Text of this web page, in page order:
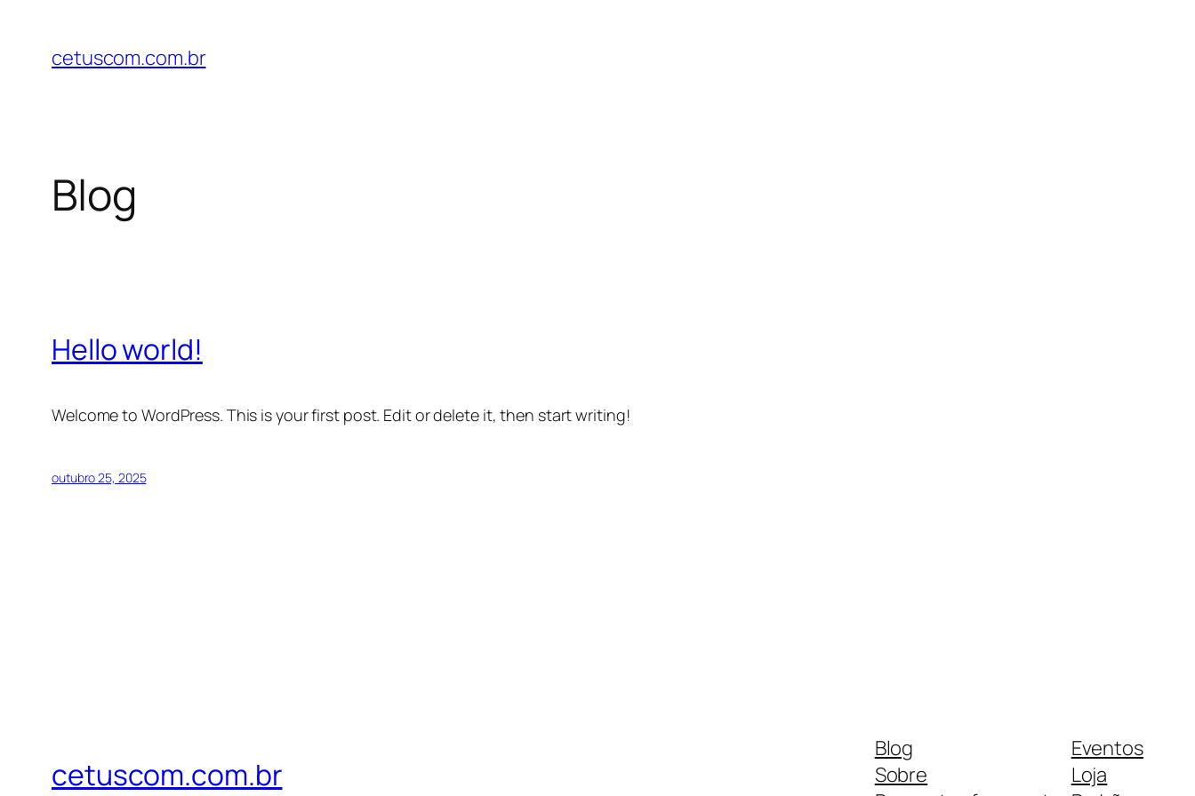
cetuscom.com.br
Blog
Hello world!
Welcome to WordPress. This is your first post. Edit or delete it, then start writing!
outubro 25, 2025
cetuscom.com.br
Blog
Sobre
Eventos
Loja